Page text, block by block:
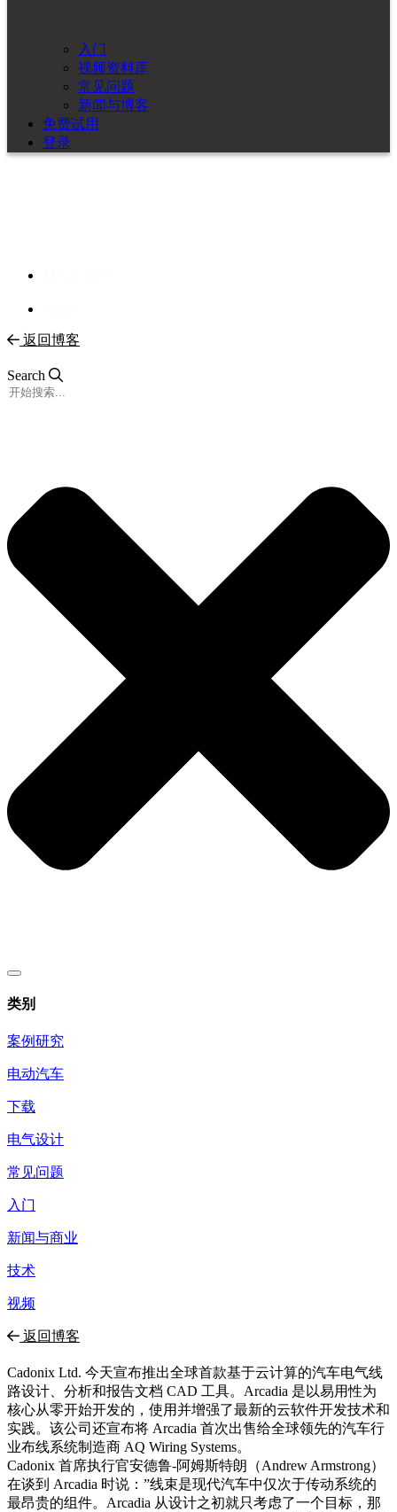
入门
视频资料库
常见问题
新闻与博客
免费试用
登录
返回博客
Search
类别
案例研究
电动汽车
下载
电气设计
常见问题
入门
新闻与商业
技术
视频
返回博客
Cadonix Ltd. 今天宣布推出全球首款基于云计算的汽车电气线
路设计、分析和报告文档 CAD 工具。Arcadia 是以易用性为
核心从零开始开发的，使用并增强了最新的云软件开发技术和
实践。该公司还宣布将 Arcadia 首次出售给全球领先的汽车行
业布线系统制造商 AQ Wiring Systems。
Cadonix 首席执行官安德鲁-阿姆斯特朗（Andrew Armstrong）
在谈到 Arcadia 时说：”线束是现代汽车中仅次于传动系统的
最昂贵的组件。Arcadia 从设计之初就只考虑了一个目标，那